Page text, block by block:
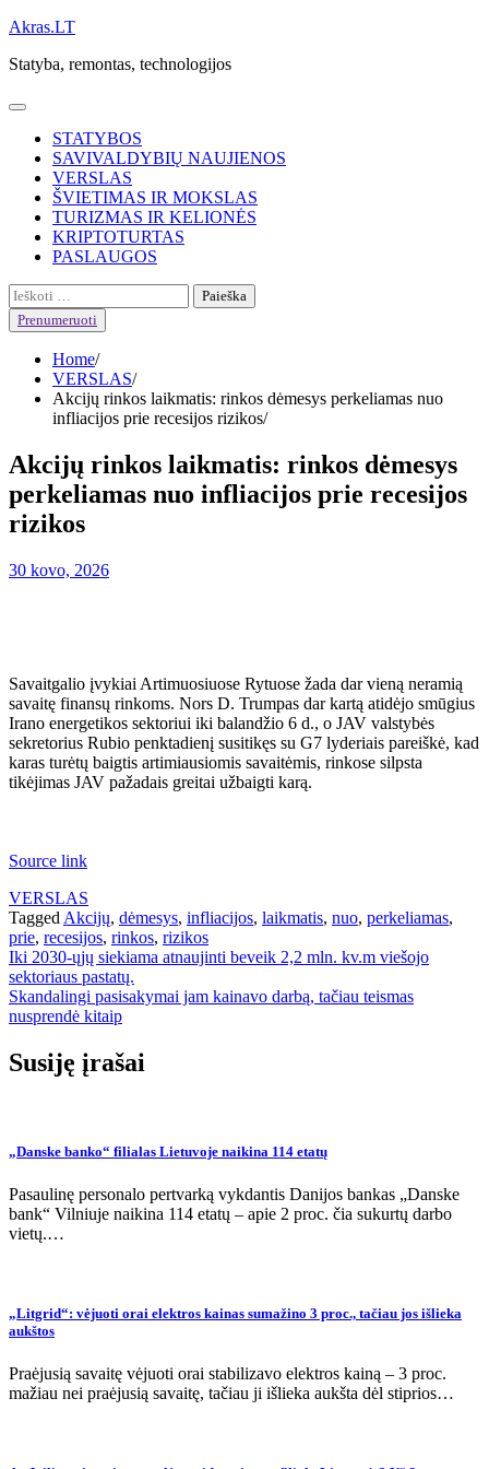
Skip
content
Akras.LT
Statyba, remontas, technologijos
STATYBOS
SAVIVALDYBIŲ NAUJIENOS
VERSLAS
ŠVIETIMAS IR MOKSLAS
TURIZMAS IR KELIONĖS
KRIPTOTURTAS
PASLAUGOS
Ieškoti:
Prenumeruoti
Home
VERSLAS
Akcijų rinkos laikmatis: rinkos dėmesys perkeliamas nuo
infliacijos prie recesijos rizikos
Akcijų rinkos laikmatis: rinkos dėmesys
perkeliamas nuo infliacijos prie recesijos
rizikos
30 kovo, 2026
Savaitgalio įvykiai Artimuosiuose Rytuose žada dar vieną neramią
savaitę finansų rinkoms. Nors D. Trumpas dar kartą atidėjo smūgius
Irano energetikos sektoriui iki balandžio 6 d., o JAV valstybės
sekretorius Rubio penktadienį susitikęs su G7 lyderiais pareiškė, kad
karas turėtų baigtis artimiausiomis savaitėmis, rinkose silpsta
tikėjimas JAV pažadais greitai užbaigti karą.
Source link
VERSLAS
Tagged Akcijų, dėmesys, infliacijos, laikmatis, nuo, perkeliamas,
prie, recesijos, rinkos, rizikos
Navigacija
tarp
įrašų
Iki 2030-ųjų siekiama atnaujinti beveik 2,2 mln. kv.m viešojo
sektoriaus pastatų.
Skandalingi pasisakymai jam kainavo darbą, tačiau teismas
nusprendė kitaip
Susiję įrašai
„Danske banko“ filialas Lietuvoje naikina 114 etatų
Pasaulinę personalo pertvarką vykdantis Danijos bankas „Danske
bank“ Vilniuje naikina 114 etatų – apie 2 proc. čia sukurtų darbo
vietų.…
„Litgrid“: vėjuoti orai elektros kainas sumažino 3 proc., tačiau jos išlieka
aukštos
Praėjusią savaitę vėjuoti orai stabilizavo elektros kainą – 3 proc.
mažiau nei praėjusią savaitę, tačiau ji išlieka aukšta dėl stiprios…